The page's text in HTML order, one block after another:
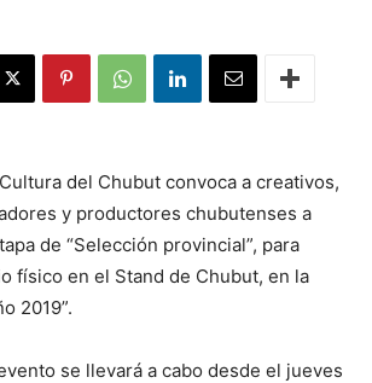
del Chubut convoca a creativos,
y productores chubutenses a
de “Selección provincial”, para
físico en el Stand de Chubut, en la
2019”.
se llevará a cabo desde el jueves